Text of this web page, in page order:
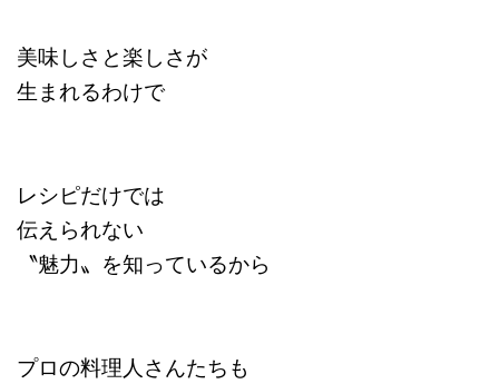
美味しさと楽しさが
生まれるわけで
レシピだけでは
伝えられない
〝魅力〟を知っているから
プロの料理人さんたちも